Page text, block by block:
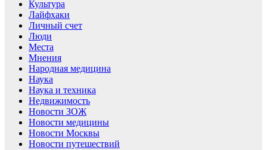
Культура
Лайфхаки
Личный счет
Люди
Места
Мнения
Народная медицина
Наука
Наука и техника
Недвижимость
Новости ЗОЖ
Новости медицины
Новости Москвы
Новости путешествий